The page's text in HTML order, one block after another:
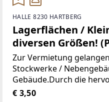
HALLE 8230 HARTBERG
Lagerflächen /
diversen Größen!
Zur Vermietung
Stockwerke /
Gebäude.Durch die
Räumlichkeiten, stehen
€ 3,50